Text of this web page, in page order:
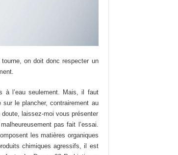
tourne, on doit donc respecter un
à l’eau seulement. Mais, il faut
sur le plancher, contrairement au
laissez-moi vous présenter
pas fait l’essai.
les matières organiques
chimiques agressifs, il est